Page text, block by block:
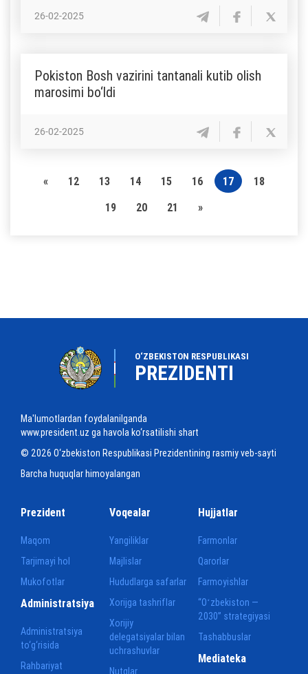
26-02-2025
Pokiston Bosh vazirini tantanali kutib olish
marosimi bo‘ldi
26-02-2025
« 12 13 14 15 16 17
18
19
20 21 »
O‘ZBEKISTON RESPUBLIKASI
PREZIDENTI
Ma'lumotlardan foydalanilganda
www.president.uz ga havola ko‘rsatilishi shart
© 2026 O‘zbekiston Respublikasi Prezidentining rasmiy veb-sayti
Barcha huquqlar himoyalangan
Prezident
Maqom
Tarjimayi hol
Mukofotlar
Voqealar
Yangiliklar
Majlislar
Hududlarga safarlar
Xorijga tashriflar
Xorijiy
delegatsiyalar bilan
uchrashuvlar
Nutqlar
Hujjatlar
Farmonlar
Qarorlar
Farmoyishlar
“Oʻzbekiston —
2030” strategiyasi
Tashabbuslar
Administratsiya
Administratsiya
to‘g‘risida
Rahbariyat
Mediateka